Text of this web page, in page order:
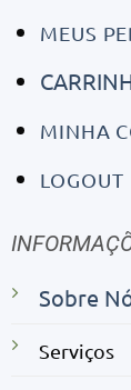
MEUS
MINHA
LOGOUT
Sobre
Serviços